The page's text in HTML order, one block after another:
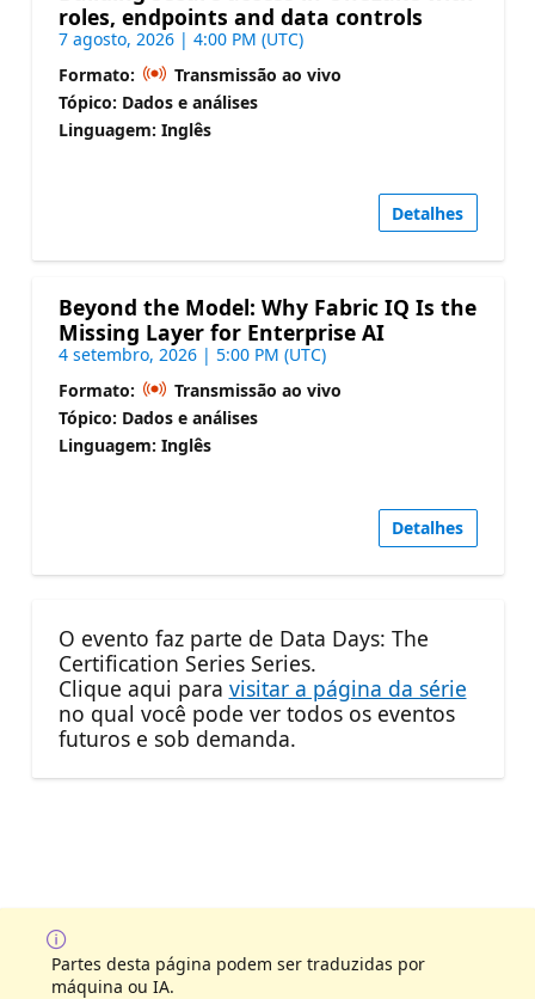
roles, endpoints and data controls
7 agosto, 2026 | 4:00 PM (UTC)
Formato:
Transmissão ao vivo
Tópico: Dados e análises
Linguagem: Inglês
Detalhes
Beyond the Model: Why Fabric IQ Is the
Missing Layer for Enterprise AI
4 setembro, 2026 | 5:00 PM (UTC)
Formato:
Transmissão ao vivo
Tópico: Dados e análises
Linguagem: Inglês
Detalhes
O evento faz parte de Data Days: The
Certification Series Series.
Clique aqui para visitar a página da série
no qual você pode ver todos os eventos
futuros e sob demanda.
Partes desta página podem ser traduzidas por
máquina ou IA.